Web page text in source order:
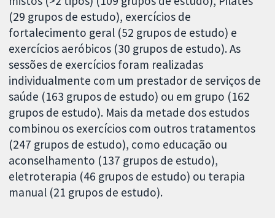
(29 grupos de estudo), exercícios de
fortalecimento geral (52 grupos de estudo) e
exercícios aeróbicos (30 grupos de estudo). As
sessões de exercícios foram realizadas
individualmente com um prestador de serviços de
saúde (163 grupos de estudo) ou em grupo (162
grupos de estudo). Mais da metade dos estudos
combinou os exercícios com outros tratamentos
(247 grupos de estudo), como educação ou
aconselhamento (137 grupos de estudo),
eletroterapia (46 grupos de estudo) ou terapia
manual (21 grupos de estudo).